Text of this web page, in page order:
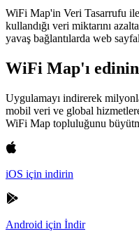
WiFi Map'in Veri Tasarrufu ile
kullandığı veri miktarını
yavaş bağlantılarda web
WiFi Map'ı edinin
Uygulamayı indirerek
mobil veri ve global
WiFi Map topluluğunu
iOS için indirin
Android için İndir